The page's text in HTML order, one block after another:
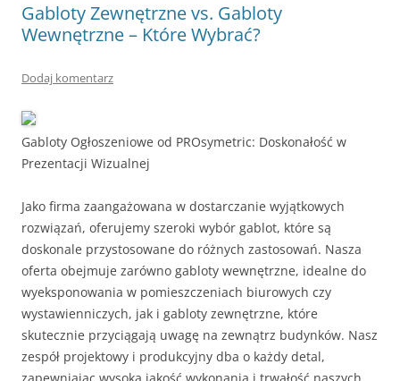
Gabloty Zewnętrzne vs. Gabloty
Wewnętrzne – Które Wybrać?
Dodaj komentarz
Gabloty Ogłoszeniowe od PROsymetric: Doskonałość w
Prezentacji Wizualnej
Jako firma zaangażowana w dostarczanie wyjątkowych
rozwiązań, oferujemy szeroki wybór gablot, które są
doskonale przystosowane do różnych zastosowań. Nasza
oferta obejmuje zarówno gabloty wewnętrzne, idealne do
wyeksponowania w pomieszczeniach biurowych czy
wystawienniczych, jak i gabloty zewnętrzne, które
skutecznie przyciągają uwagę na zewnątrz budynków. Nasz
zespół projektowy i produkcyjny dba o każdy detal,